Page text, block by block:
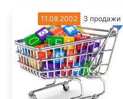
11.08.2002 3 продажи